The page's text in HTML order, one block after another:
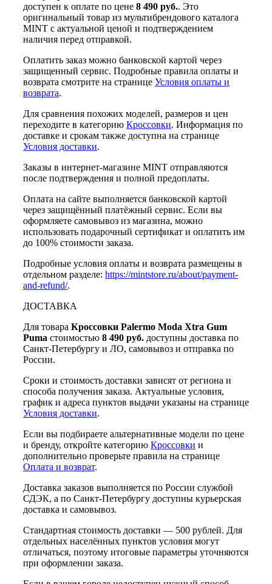
доступен к оплате по цене 8 490 руб.. Это
оригинальный товар из мультибрендового каталога
MINT с актуальной ценой и подтверждением
наличия перед отправкой.
Оплатить заказ можно банковской картой через
защищенный сервис. Подробные правила оплаты и
возврата смотрите на странице Условия оплаты и
возврата.
Для сравнения похожих моделей, размеров и цен
переходите в категорию Кроссовки. Информация по
доставке и срокам также доступна на странице
Условия доставки.
Заказы в интернет-магазине MINT отправляются
после подтверждения и полной предоплаты.
Оплата на сайте выполняется банковской картой
через защищённый платёжный сервис. Если вы
оформляете самовывоз из магазина, можно
использовать подарочный сертификат и оплатить им
до 100% стоимости заказа.
Подробные условия оплаты и возврата размещены в
отдельном разделе: https://mintstore.ru/about/payment-
and-refund/.
ДОСТАВКА
Для товара Кроссовки Palermo Moda Xtra Gum
Puma стоимостью 8 490 руб. доступны доставка по
Санкт-Петербургу и ЛО, самовывоз и отправка по
России.
Сроки и стоимость доставки зависят от региона и
способа получения заказа. Актуальные условия,
график и адреса пунктов выдачи указаны на странице
Условия доставки.
Если вы подбираете альтернативные модели по цене
и бренду, откройте категорию Кроссовки и
дополнительно проверьте правила на странице
Оплата и возврат.
Доставка заказов выполняется по России службой
СДЭК, а по Санкт-Петербургу доступны курьерская
доставка и самовывоз.
Стандартная стоимость доставки — 500 рублей. Для
отдельных населённых пунктов условия могут
отличаться, поэтому итоговые параметры уточняются
при оформлении заказа.